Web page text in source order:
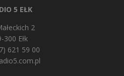
5 EŁK
2
300 Ełk
621 59 00